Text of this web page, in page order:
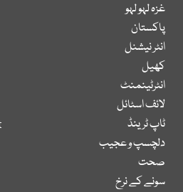
غزہ لہو لہو
پاکستان
انٹر نیشنل
کھیل
انٹرٹینمنٹ
لائف اسٹائل
ٹاپ ٹرینڈ
دلچسپ و عجیب
صحت
سونے کے نرخ